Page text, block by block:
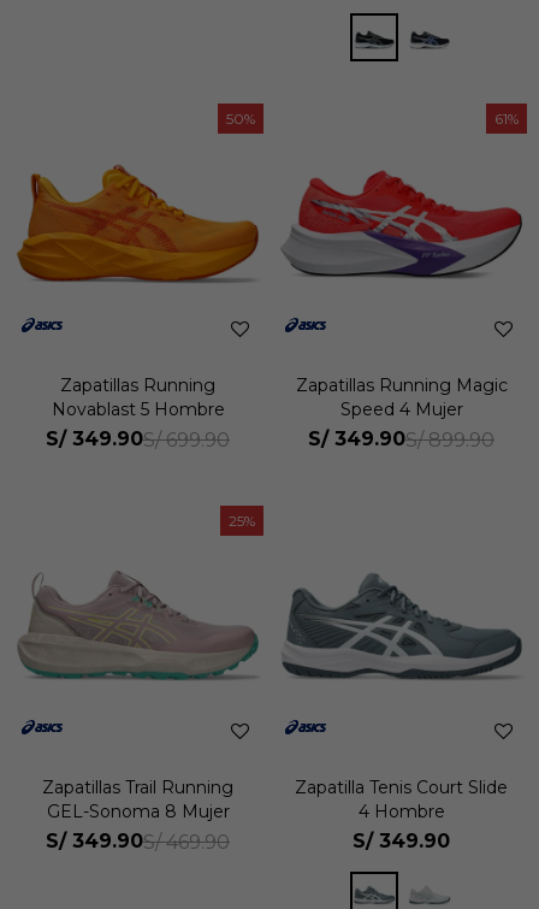
50
Zapatillas Running
Novablast 5 Hombre
S/ 349.90S/ 699.90
61
Zapatillas Running Magic
Speed 4 Mujer
S/ 349.90S/ 899.90
25
Zapatillas Trail Running
GEL-Sonoma 8 Mujer
S/ 349.90S/ 469.90
Zapatilla Tenis Court Slide
4 Hombre
S/ 349.90